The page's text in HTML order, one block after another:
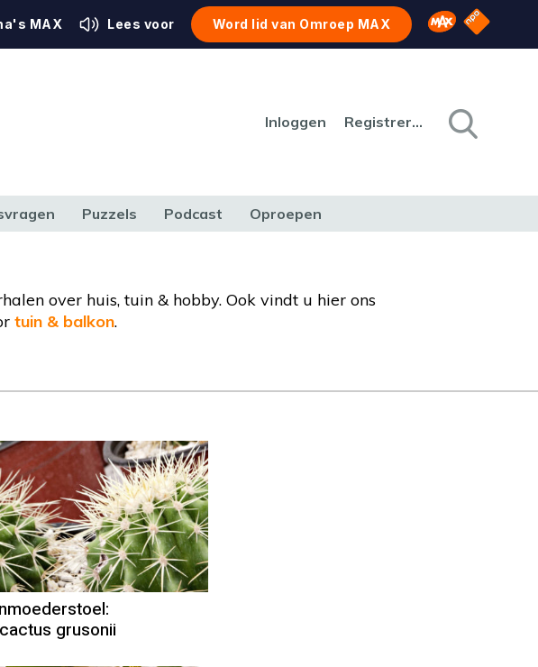
MAX Lees voor Word lid van Omroep MAX Omroep MAX
NPO
Inloggen Registreren
Puzzels Podcast Oproepen
over huis, tuin & hobby. Ook vindt u hier ons
tuin & balkon.
grusonii